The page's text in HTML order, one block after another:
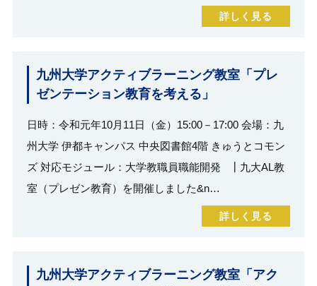
詳しく見る
九州大学アクティブラーニング教室「プレ
ゼンテーション教育を考える」
日時：令和元年10月11日（金）15:00－17:00 会場：九
州大学 伊都キャンパス 中央図書館4階 きゅうとコモン
ズ 対応モジュール：大学教職員職能開発 ┃九大AL教
室（プレゼン教育）を開催しました&n…
詳しく見る
九州大学アクティブラーニング教室「アク